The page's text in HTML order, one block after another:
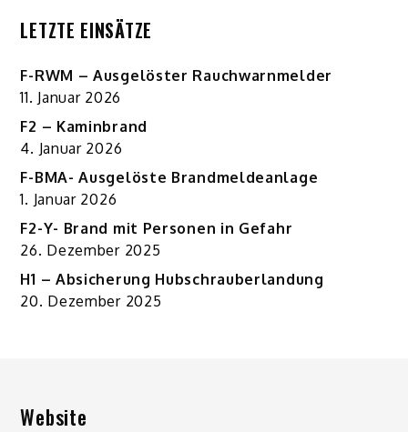
LETZTE EINSÄTZE
F-RWM – Ausgelöster Rauchwarnmelder
11. Januar 2026
F2 – Kaminbrand
4. Januar 2026
F-BMA- Ausgelöste Brandmeldeanlage
1. Januar 2026
F2-Y- Brand mit Personen in Gefahr
26. Dezember 2025
H1 – Absicherung Hubschrauberlandung
20. Dezember 2025
Website